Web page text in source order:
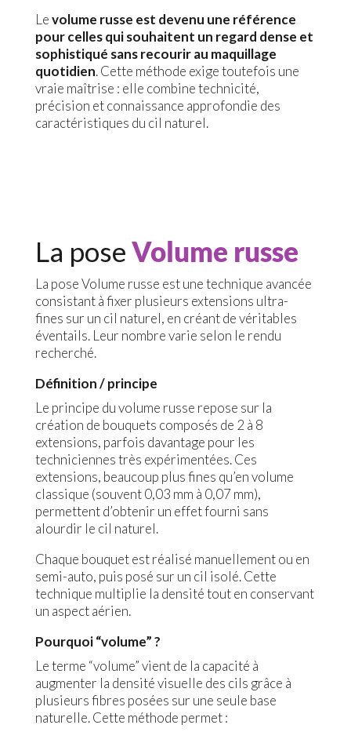
Levolume russe est devenu une référence
pour celles qui souhaitent un regard dense et
sophistiqué sans recourir au maquillage
quotidien. Cette méthode exige toutefois une
vraie maîtrise : elle combine technicité,
précision et connaissance approfondie des
caractéristiques du cil naturel.
La poseVolume russe
La pose Volume russe est une technique avancée
consistant à fixer plusieurs extensions ultra-
fines sur un cil naturel, en créant de véritables
éventails. Leur nombre varie selon le rendu
recherché.
Définition / principe
Le principe du volume russe repose sur la
création de bouquets composés de 2 à 8
extensions, parfois davantage pour les
techniciennes très expérimentées. Ces
extensions, beaucoup plus fines qu’en volume
classique (souvent 0,03 mm à 0,07 mm),
permettent d’obtenir un effet fourni sans
alourdir le cil naturel.
Chaque bouquet est réalisé manuellement ou en
semi-auto, puis posé sur un cil isolé. Cette
technique multiplie la densité tout en conservant
un aspect aérien.
Pourquoi “volume” ?
Le terme “volume” vient de la capacité à
augmenter la densité visuelle des cils grâce à
plusieurs fibres posées sur une seule base
naturelle. Cette méthode permet :